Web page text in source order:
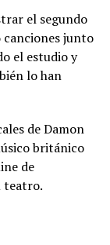
el segundo
canciones junto
el estudio y
lo han
de Damon
británico
de
teatro.